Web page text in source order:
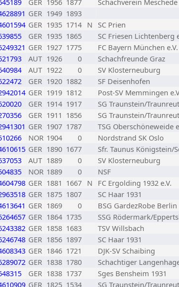
GER 1956 1877
Schachverein Meschede
GER 1949 1893
GER 1935 1714 N
SC Prien
GER 1935 1865
SC Friesen Lichtenberg
GER 1927 1775
FC Bayern München e.V.
AUT 1926 0
Schachfreunde Graz
AUT 1922 0
SV Klosterneuburg
GER 1920 1882
SF Deisenhofen
GER 1919 1812
Post-SV Memmingen
GER 1914 1917
SG Traunstein/
GER 1911 1856
SG Traunstein/
GER 1907 1787
TSG Oberschöneweide
NOR 1904 0
Nordstrand SK Oslo
GER 1890 1677
Sfr. Taunus Königstein/
AUT 1889 0
SV Klosterneuburg
NOR 1889 0
NSF
GER 1881 1667 N
FC Ergolding 1932 e.V.
GER 1875 1807
SC Haar 1931
GER 1869 0
BSG GardezRobe Berlin
GER 1864 1735
SSG Rödermark/
GER 1858 1683
TSV Willsbach
GER 1856 1897
SC Haar 1931
GER 1846 1721
DJK-SV Schaibing
GER 1838 1780
Schachtiger
GER 1838 1737
Sges Bensheim 1931
GER 1825 1534
SG Traunstein/